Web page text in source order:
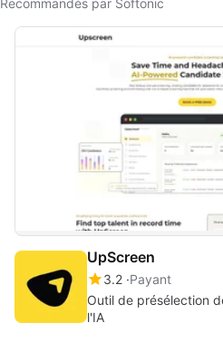
Recommandés par Softonic
UpScreen
3.2 Payant
Outil de présélection
l'IA